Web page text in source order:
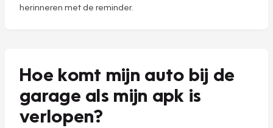
herinneren met de reminder.
Hoe komt mijn auto bij de
garage als mijn apk is
verlopen?